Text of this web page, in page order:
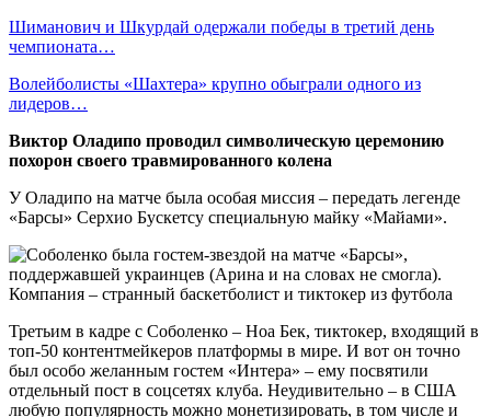
Шиманович и Шкурдай одержали победы в третий день
чемпионата…
Волейболисты «Шахтера» крупно обыграли одного из
лидеров…
Виктор Оладипо проводил символическую церемонию
похорон своего травмированного колена
У Оладипо на матче была особая миссия – передать легенде
«Барсы» Серхио Бускетсу специальную майку «Майами».
Третьим в кадре с Соболенко – Ноа Бек, тиктокер, входящий в
топ-50 контентмейкеров платформы в мире. И вот он точно
был особо желанным гостем «Интера» – ему посвятили
отдельный пост в соцсетях клуба. Неудивительно – в США
любую популярность можно монетизировать, в том числе и